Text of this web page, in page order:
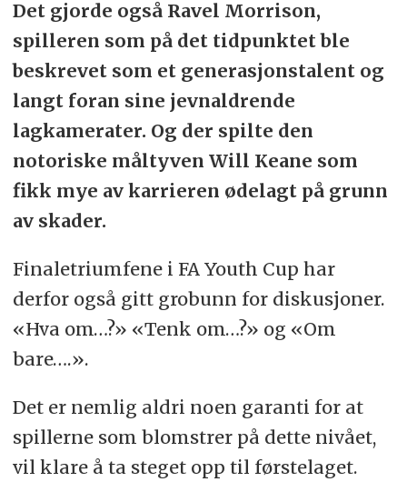
Det gjorde også Ravel Morrison,
spilleren som på det tidpunktet ble
beskrevet som et generasjonstalent og
langt foran sine jevnaldrende
lagkamerater. Og der spilte den
notoriske måltyven Will Keane som
fikk mye av karrieren ødelagt på grunn
av skader.
Finaletriumfene i FA Youth Cup har
derfor også gitt grobunn for diskusjoner.
«Hva om…?» «Tenk om…?» og «Om
bare….».
Det er nemlig aldri noen garanti for at
spillerne som blomstrer på dette nivået,
vil klare å ta steget opp til førstelaget.